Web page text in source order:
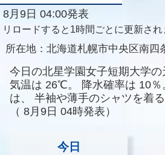
8月9日 04:00発表
リロードすると1時間ごとに更新され
所在地： 北海道札幌市中央区南四
今日の北星学園女子短期大学の
気温は 26℃。 降水確率は 10％
は、
半袖や薄手のシャツを着
（ 8月9日 04時発表）
今日